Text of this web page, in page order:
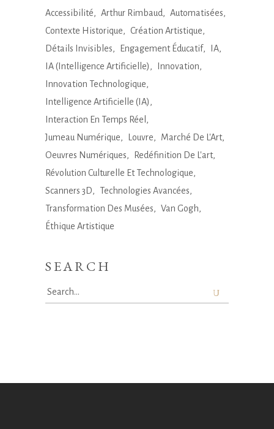
Accessibilité Arthur Rimbaud
Automatisées
Contexte Historique
Création Artistique
Détails Invisibles
Engagement Éducatif
IA
IA (Intelligence Artificielle)
Innovation
Innovation Technologique
Intelligence Artificielle (IA)
Interaction En Temps Réel
Jumeau Numérique
Louvre
Marché De L'Art
Oeuvres Numériques
Redéfinition De L'art
Révolution Culturelle Et Technologique
Scanners 3D
Technologies Avancées
Transformation Des Musées
Van Gogh
Éthique Artistique
SEARCH
Search
for: